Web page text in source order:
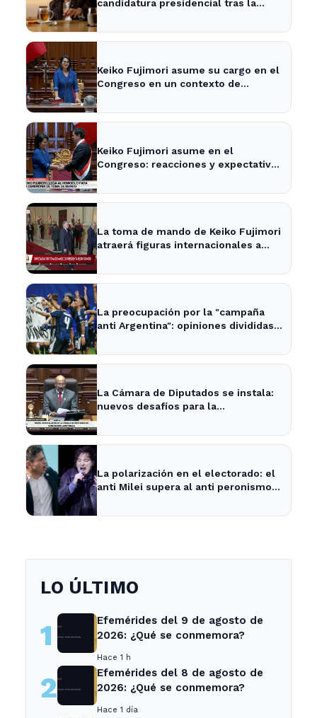
candidatura presidencial tras la
Keiko Fujimori asume su cargo en el
Congreso en un contexto de
Keiko Fujimori asume en el
Congreso: reacciones y expectativas
La toma de mando de Keiko Fujimori
atraerá figuras internacionales a
La preocupación por la "campaña
anti Argentina": opiniones divididas
La Cámara de Diputados se instala:
nuevos desafíos para la
La polarización en el electorado: el
anti Milei supera al anti peronismo
LO ÚLTIMO
1
Efemérides del 9 de agosto de
2026: ¿Qué se conmemora?
Hace 1 h
2
Efemérides del 8 de agosto de
2026: ¿Qué se conmemora?
Hace 1 día